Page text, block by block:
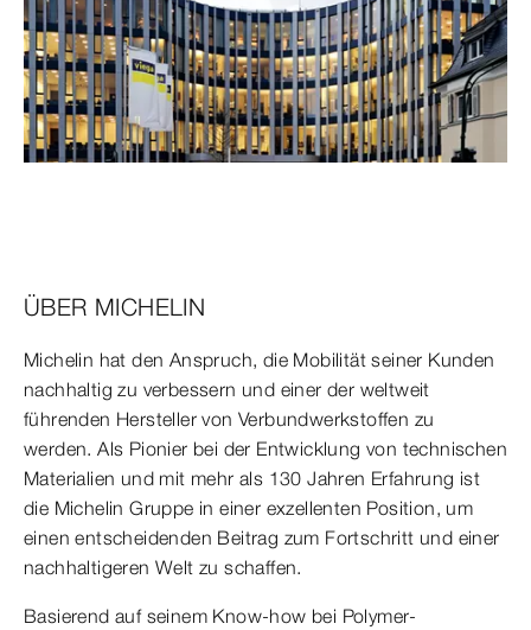
ÜBER MICHELIN
Michelin hat den Anspruch, die Mobilität seiner Kunden
nachhaltig zu verbessern und einer der weltweit
führenden Hersteller von Verbundwerkstoffen zu
werden. Als Pionier bei der Entwicklung von technischen
Materialien und mit mehr als 130 Jahren Erfahrung ist
die Michelin Gruppe in einer exzellenten Position, um
einen entscheidenden Beitrag zum Fortschritt und einer
nachhaltigeren Welt zu schaffen.
Basierend auf seinem Know-how bei Polymer-